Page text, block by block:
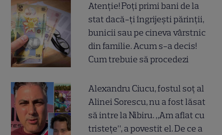
Atenție! Poți primi bani de la
stat dacă-ți îngrijești părinții,
bunicii sau pe cineva vârstnic
din familie. Acum s-a decis!
Cum trebuie să procedezi
Alexandru Ciucu, fostul soț al
Alinei Sorescu, nu a fost lăsat
să intre la Nibiru. „Am aflat cu
tristețe”, a povestit el. De ce a